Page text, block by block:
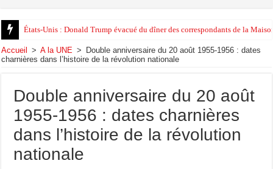
États-Unis : Donald Trump évacué du dîner des correspondants de la
Accueil > A la UNE >
Double anniversaire du 20 août 1955-1956 : dates
charnières dans l’histoire de la révolution nationale
Double anniversaire du 20 août
1955-1956 : dates charnières
dans l’histoire de la révolution
nationale